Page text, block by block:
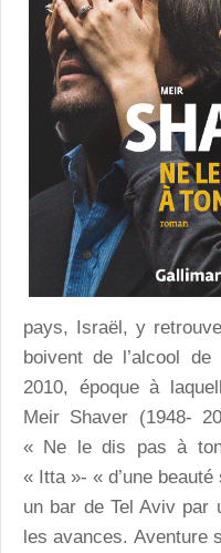
pays, Israël, y
boivent de l’alcool
2010, époque à
Meir Shaver (1948-
« Ne le dis pas à
« Itta »- « d’une
un bar de Tel Aviv par
les avances. Aventure